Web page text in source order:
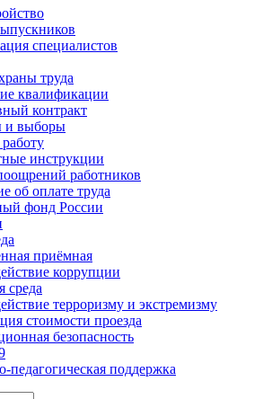
специалистов
труда
квалификации
контракт
и выборы
инструкции
работников
об оплате труда
фонд России
приёмная
коррупции
среда
терроризму и экстремизму
стоимости проезда
безопасность
педагогическая поддержка